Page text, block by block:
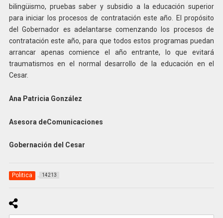
bilingüismo, pruebas saber y subsidio a la educación superior
para iniciar los procesos de contratación este año. El propósito
del Gobernador es adelantarse comenzando los procesos de
contratación este año, para que todos estos programas puedan
arrancar apenas comience el año entrante, lo que evitará
traumatismos en el normal desarrollo de la educación en el
Cesar.
Ana Patricia González
Asesora deComunicaciones
Gobernación del Cesar
Politica 14213